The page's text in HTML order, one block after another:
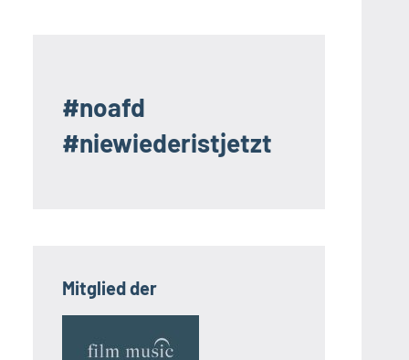
#noafd
#niewiederistjetzt
Mitglied der